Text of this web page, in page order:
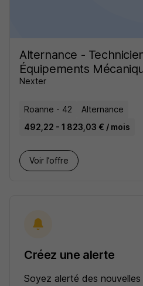
Alternance -
Équipements
Nexter
Roanne - 42
Alternance
492,22 - 1 823,03 € / mois
Voir l’offre
Créez une alerte
Soyez alerté des